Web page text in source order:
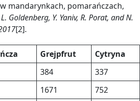
mandarynkach, pomarańczach,
L. Goldenberg, Y. Yaniv, R. Porat, and N.
[2].
Grejpfrut
Cytryna
384
337
1671
752